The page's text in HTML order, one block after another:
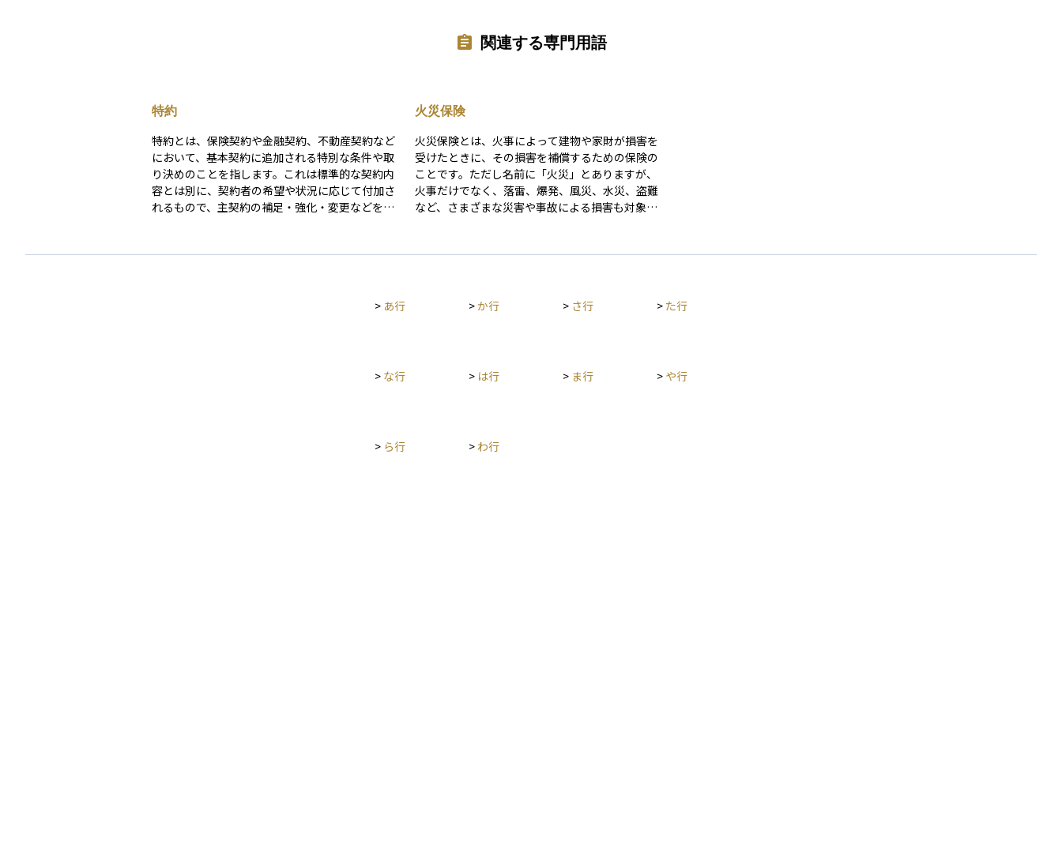
関連する専門用語
特約
特約とは、保険契約や金融契約、不動産契約など
において、基本契約に追加される特別な条件や取
り決めのことを指します。これは標準的な契約内
容とは別に、契約者の希望や状況に応じて付加さ
れるもので、主契約の補足・強化・変更などを目
に加えて追加の保障や条件変更を可能にします。
確に理解しておくことが重要です。資産運用や保
火災保険
火災保険とは、火事によって建物や家財が損害を
受けたときに、その損害を補償するための保険の
ことです。ただし名前に「火災」とありますが、
火事だけでなく、落雷、爆発、風災、水災、盗難
など、さまざまな災害や事故による損害も対象に
イルに合わせて選ぶことが大切です。住宅ローン
的損失を防ぐための基本的な備えとして、多くの
> あ行 >か行 > さ行 > た行
> な行 > は行 > ま行 > や行
> ら行 > わ行